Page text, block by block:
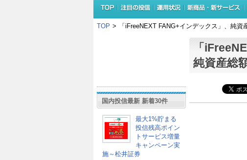
TOP > 「iFreeNEXT FANG+インデックス」、純資
国内投信最新 新着30件
最大1%貯まる
投信残高ポイン
トサービス増量
キャンペーン実
施～松井証券
「
純資産総